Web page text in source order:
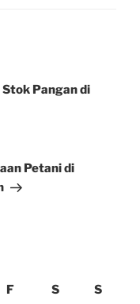
Pangan di
Petani di
F S S